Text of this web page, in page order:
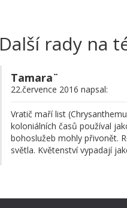
Další rady na
Tamara¨
22.července 2016 napsal:
Vratič maří list
koloniálních časů používal
bohoslužeb mohly přivonět.
světla. Květenství vypadají